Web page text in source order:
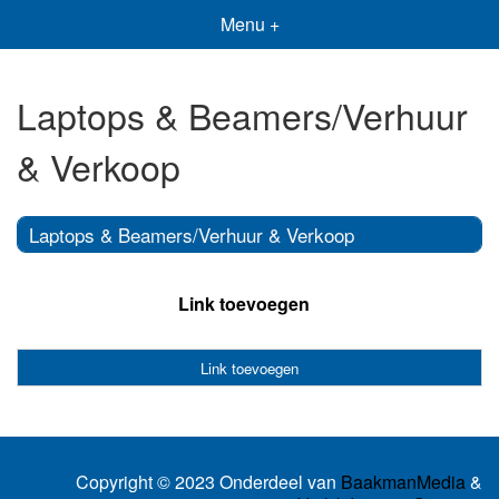
Menu +
Laptops & Beamers/Verhuur
& Verkoop
Laptops & Beamers/Verhuur & Verkoop
Link toevoegen
Link toevoegen
Copyright © 2023 Onderdeel van BaakmanMedia&